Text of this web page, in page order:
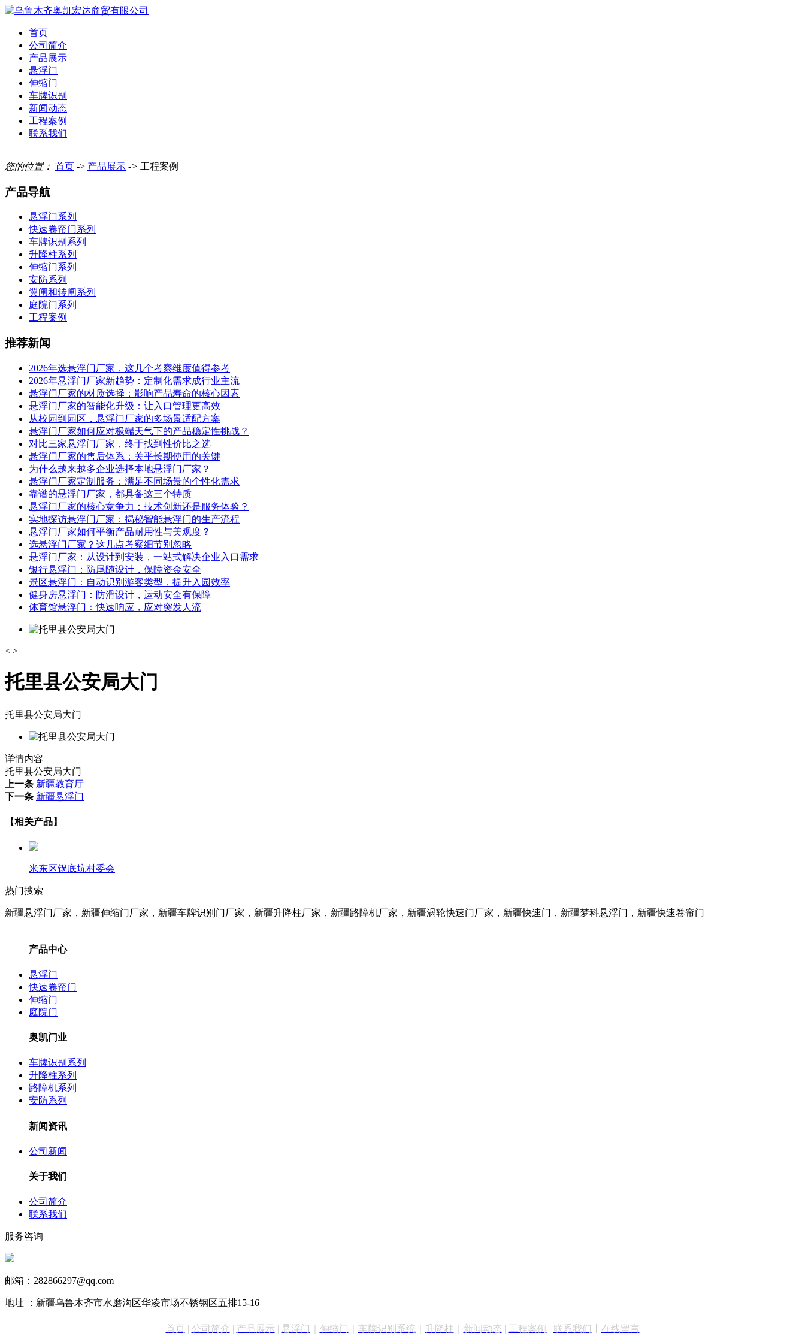
首页
公司简介
产品展示
悬浮门
伸缩门
车牌识别
新闻动态
工程案例
联系我们
您的位置： 首页 -> 产品展示 -> 工程案例
产品导航
悬浮门系列
快速卷帘门系列
车牌识别系列
升降柱系列
伸缩门系列
安防系列
翼闸和转闸系列
庭院门系列
工程案例
推荐新闻
2026年选悬浮门厂家，这几个考察维度值得参考
2026年悬浮门厂家新趋势：定制化需求成行业主流
悬浮门厂家的材质选择：影响产品寿命的核心因素
悬浮门厂家的智能化升级：让入口管理更高效
从校园到园区，悬浮门厂家的多场景适配方案
悬浮门厂家如何应对极端天气下的产品稳定性挑战？
对比三家悬浮门厂家，终于找到性价比之选
悬浮门厂家的售后体系：关乎长期使用的关键
为什么越来越多企业选择本地悬浮门厂家？
悬浮门厂家定制服务：满足不同场景的个性化需求
靠谱的悬浮门厂家，都具备这三个特质
悬浮门厂家的核心竞争力：技术创新还是服务体验？
实地探访悬浮门厂家：揭秘智能悬浮门的生产流程
悬浮门厂家如何平衡产品耐用性与美观度？
选悬浮门厂家？这几点考察细节别忽略
悬浮门厂家：从设计到安装，一站式解决企业入口需求
银行悬浮门：防尾随设计，保障资金安全
景区悬浮门：自动识别游客类型，提升入园效率
健身房悬浮门：防滑设计，运动安全有保障
体育馆悬浮门：快速响应，应对突发人流
< >
托里县公安局大门
托里县公安局大门
详情内容
托里县公安局大门
上一条 新疆教育厅
下一条 新疆悬浮门
【相关产品】
米东区锅底坑村委会
热门搜索
新疆悬浮门厂家，新疆伸缩门厂家，新疆车牌识别门厂家，新疆升降柱厂家 ，新疆路障机厂家 ，新疆涡轮快速门厂家 ，新疆快速门，新疆梦科悬浮门，新疆快速卷帘门
产品中心
悬浮门
快速卷帘门
伸缩门
庭院门
奥凯门业
车牌识别系列
升降柱系列
路障机系列
安防系列
新闻资讯
公司新闻
关于我们
公司简介
联系我们
服务咨询
邮箱：282866297@qq.com
地址 ：新疆乌鲁木齐市水磨沟区华凌市场不锈钢区五排15-16
首页 | 公司简介 | 产品展示 | 悬浮门 伸缩门 车牌识别 系统｜ 升降柱 新闻动态 | 工程案例 | 联系我们 在线留言